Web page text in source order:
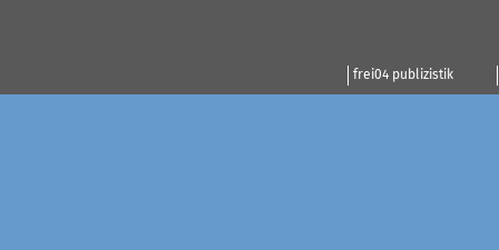
frei04 publizistik